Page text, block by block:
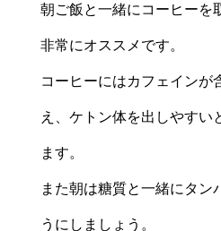
朝ご飯と一緒にコーヒーを
非常にオススメです。
コーヒーにはカフェインが
え、ケトン体を出しやすい
ます。
また朝は糖質と一緒にタン
うにしましょう。